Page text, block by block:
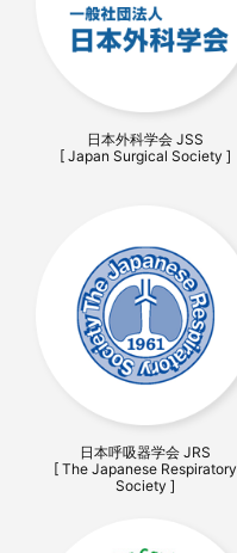
日本外科学会 JSS
[ Japan Surgical Society ]
日本呼吸器学会 JRS
[ The Japanese Respiratory
Society ]